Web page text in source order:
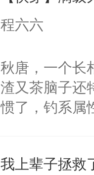
程六六
秋唐，一个长
渣又茶脑子还
惯了，钓系属
虐的渣男们挠
我上辈子拯救